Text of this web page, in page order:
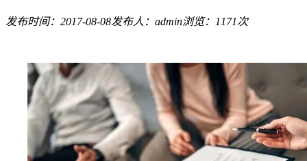
发布时间：2017-08-08发布人：admin浏览：1171次